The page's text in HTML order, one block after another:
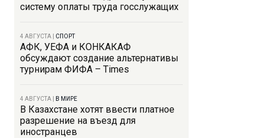
систему оплаты труда госслужащих
4 АВГУСТА СПОРТ
АФК, УЕФА и КОНКАКАФ
обсуждают создание альтернативы
турнирам ФИФА – Times
4 АВГУСТА В МИРЕ
В Казахстане хотят ввести платное
разрешение на въезд для
иностранцев